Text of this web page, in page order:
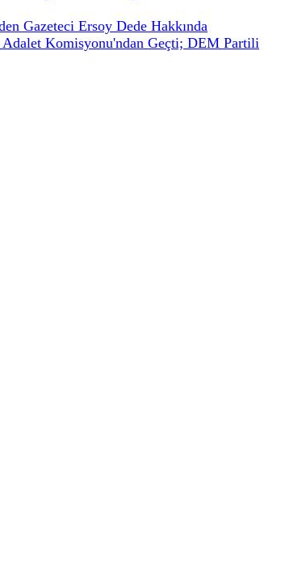
Gazeteci Ersoy Dede Hakkında
Adalet Komisyonu'ndan Geçti; DEM Partili